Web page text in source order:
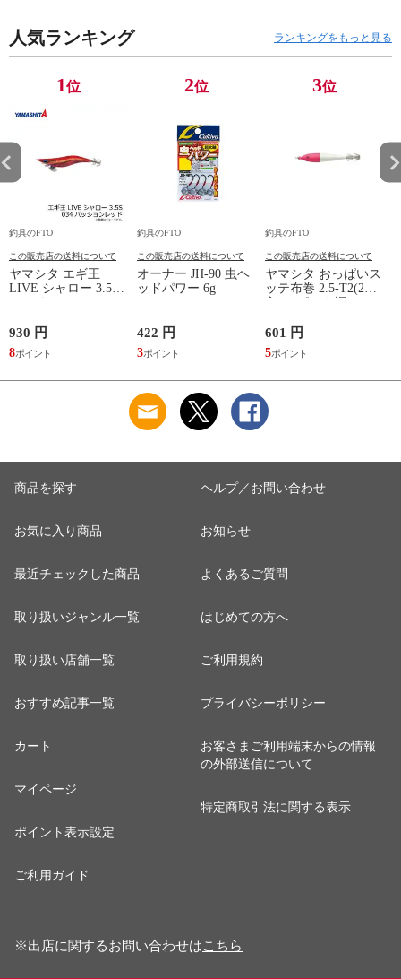
人気ランキング ランキングをもっと見る
1位
釣具のFTO
この販売店の送料について
ヤマシタ エギ王
LIVE シャロー 3.5S
テープ /エギ 2019年
新製品 エギング 定
番 アオリイカ エギ
930 円
8
2位
釣具のFTO
この販売店の送料について
オーナー JH-90 虫ヘ
ッドパワー 6g
422 円
3
3位
釣具のFTO
この販売店の送料について
ヤマシタ おっぱいス
ッテ布巻 2.5-T2(2本
601 円
5
商品を探す
お気に入り商品
最近チェックした商品
取り扱いジャンル一覧
取り扱い店舗一覧
おすすめ記事一覧
カート
マイページ
ポイント表示設定
ご利用ガイド
ヘルプ／お問い合わせ
お知らせ
よくあるご質問
はじめての方へ
ご利用規約
プライバシーポリシー
お客さまご利用端末からの情報
の外部送信について
特定商取引法に関する表示
※出店に関するお問い合わせはこちら